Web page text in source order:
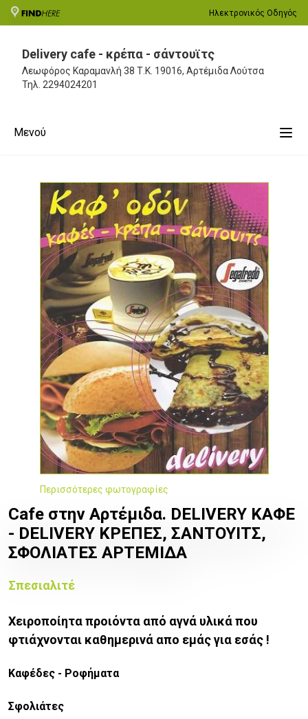
Ηλεκτρονικός Οδηγός
Delivery cafe - κρέπα - σάντουϊτς
Λεωφόρος Καραμανλή 38 Τ.Κ. 19016, Αρτέμιδα Λούτσα
Τηλ. 2294024201
Μενού
Περισσότερες φωτογραφίες
Cafe στην Αρτέμιδα. DELIVERY ΚΑΦΕ
- DELIVERY ΚΡΕΠΕΣ, ΣΑΝΤΟΥΙΤΣ,
ΣΦΟΛΙΑΤΕΣ ΑΡΤΕΜΙΔΑ
Σπεσιαλιτέ
Χειροποίητα προιόντα από αγνά υλικά που
φτιάχνονται καθημερινά απο εμάς για εσάς !
Καφέδες - Ροφήματα
Σφολιάτες